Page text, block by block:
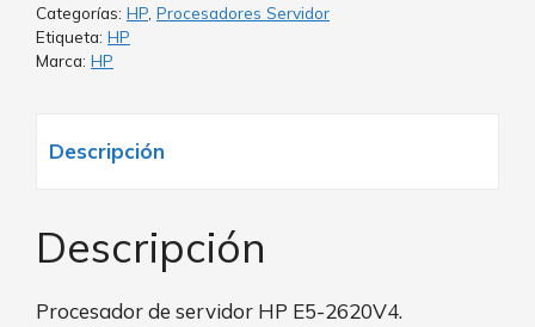
Categorías: HP Procesadores Servidor
Etiqueta: HP
Marca: HP
Descripción
Descripción
Procesador de servidor HP E5-2620V4.